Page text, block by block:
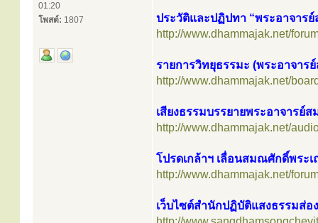
01:20
โพสต์: 1807
ประวัติและปฏิปทา “พระอาจาร
http://www.dhammajak.net/
รายการวิทยุธรรมะ (พระอาจาร
http://www.dhammajak.net/
เสียงธรรมบรรยายพระอาจารย์
http://www.dhammajak.net/
โปรดเกล้าฯ เลื่อนสมณศักดิ์พระ
http://www.dhammajak.net/
เว็บไซต์สำนักปฏิบัติแสงธรรมส่อ